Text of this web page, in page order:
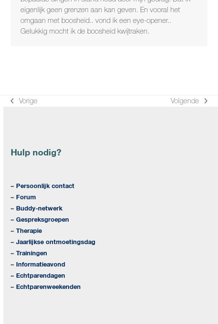
eigenlijk geen grenzen aan kan geven. En vooral het
omgaan met boosheid.. vond ik een eye-opener..
Gelukkig mocht ik de boosheid kwijtraken.
previous
Vorige
next
Volgende
Hulp nodig?
– Persoonlijk contact
– Forum
– Buddy-netwerk
– Gespreksgroepen
– Therapie
– Jaarlijkse ontmoetingsdag
– Trainingen
– Informatieavond
– Echtparendagen
– Echtparenweekenden